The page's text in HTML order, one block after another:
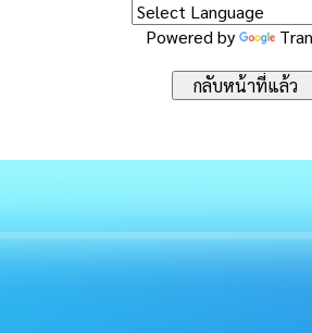
Powered by